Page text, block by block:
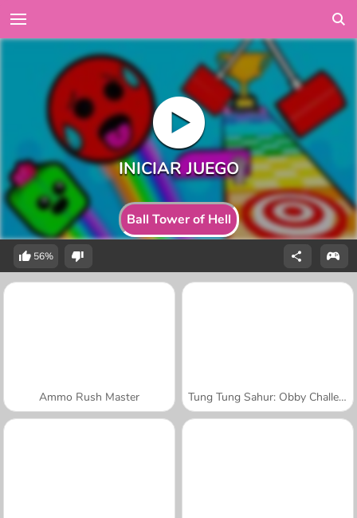
Ball Tower of Hell
56%
Ammo Rush Master Tung Tung Sahur: Obby Challenge